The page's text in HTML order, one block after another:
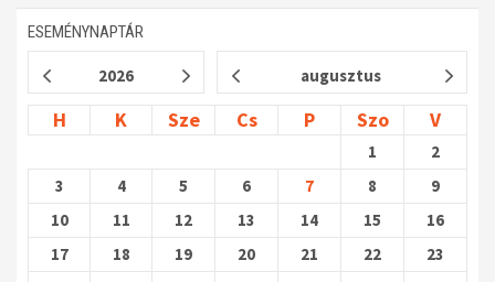
ESEMÉNYNAPTÁR
2026 augusztus
H K Sze Cs P Szo V
1
2
3
4 5 6 7 8
9
10
11 12 13 14 15
16
17
18 19 20 21 22
23